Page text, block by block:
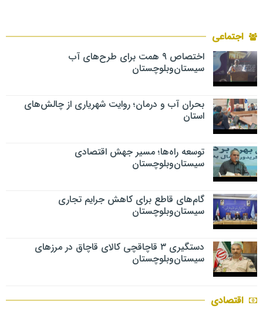
اجتماعی
اختصاص ۹ همت برای طرح‌های آب
سیستان‌وبلوچستان
بحران آب و درمان؛ روایت شهریاری از چالش‌های
استان
توسعه راه‌ها؛ مسیر جهش اقتصادی
سیستان‌وبلوچستان
گام‌های قاطع برای کاهش جرایم تجاری
سیستان‌وبلوچستان
دستگیری ۳ قاچاقچی کالای قاچاق در مرزهای
سیستان‌وبلوچستان
اقتصادی